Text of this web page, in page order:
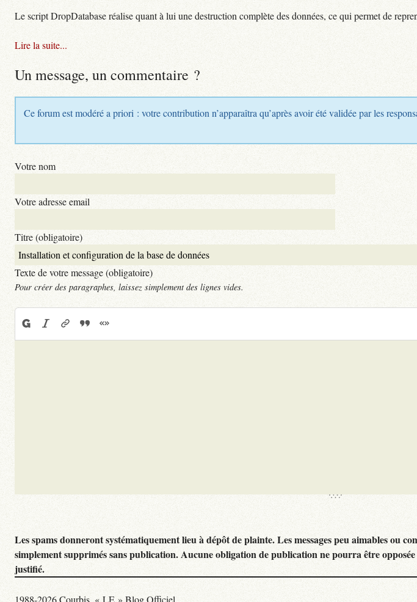
Le script DropDatabase réalise quant à lui une destruction complète des données, ce qui permet de
Lire la suite...
Un message, un commentaire ?
Ce forum est modéré a priori : votre contribution n’apparaîtra qu’après avoir été validée par les
Votre nom
Votre adresse email
Titre (obligatoire)
Texte de votre message (obligatoire)
Pour créer des paragraphes, laissez simplement des lignes vides.
Les spams donneront systématiquement lieu à dépôt de plainte. Les messages peu aimables ou
simplement supprimés sans publication. Aucune obligation de publication ne pourra être
justifié.
1988-2026 Courbis, « LE » Blog Officiel